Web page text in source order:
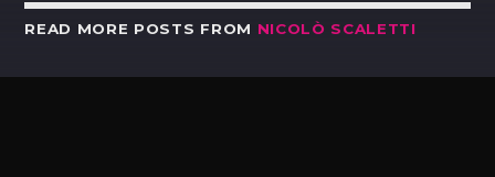
READ MORE POSTS FROM NICOLÒ SCALETTI